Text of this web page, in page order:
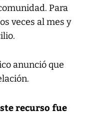
Para
veces al mes y
anunció que
recurso fue